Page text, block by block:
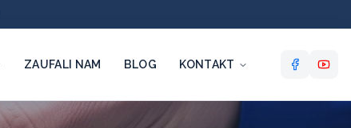
ZAUFALI NAM BLOG KONTAKT